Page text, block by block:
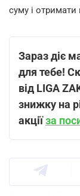
суму і отримати
Зараз діє
для тебе!
від LIGA
знижку на
акціїза